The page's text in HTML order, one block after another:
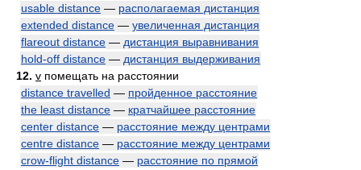
usable distance — располагаемая дистанция
extended distance — увеличенная дистанция
flareout distance — дистанция выравнивания
hold-off distance — дистанция выдерживания
12. v помещать на расстоянии
distance travelled — пройденное расстояние
the least distance — кратчайшее расстояние
center distance — расстояние между центрами
centre distance — расстояние между центрами
crow-flight distance — расстояние по прямой